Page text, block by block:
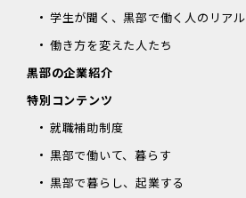
学生が聞く、黒部で働く人のリアル
働き方を変えた人たち
黒部の企業紹介
特別コンテンツ
就職補助制度
黒部で働いて、暮らす
黒部で暮らし、起業する